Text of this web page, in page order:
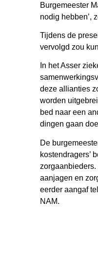
Burgemeester
nodig hebben’,
Tijdens de
vervolgd zou
In het Asser
deze allianties
worden
bed naar een
dingen gaan
De
kostendragers’
zorgaanbieders.
aanjagen en
eerder aangaf
NAM.